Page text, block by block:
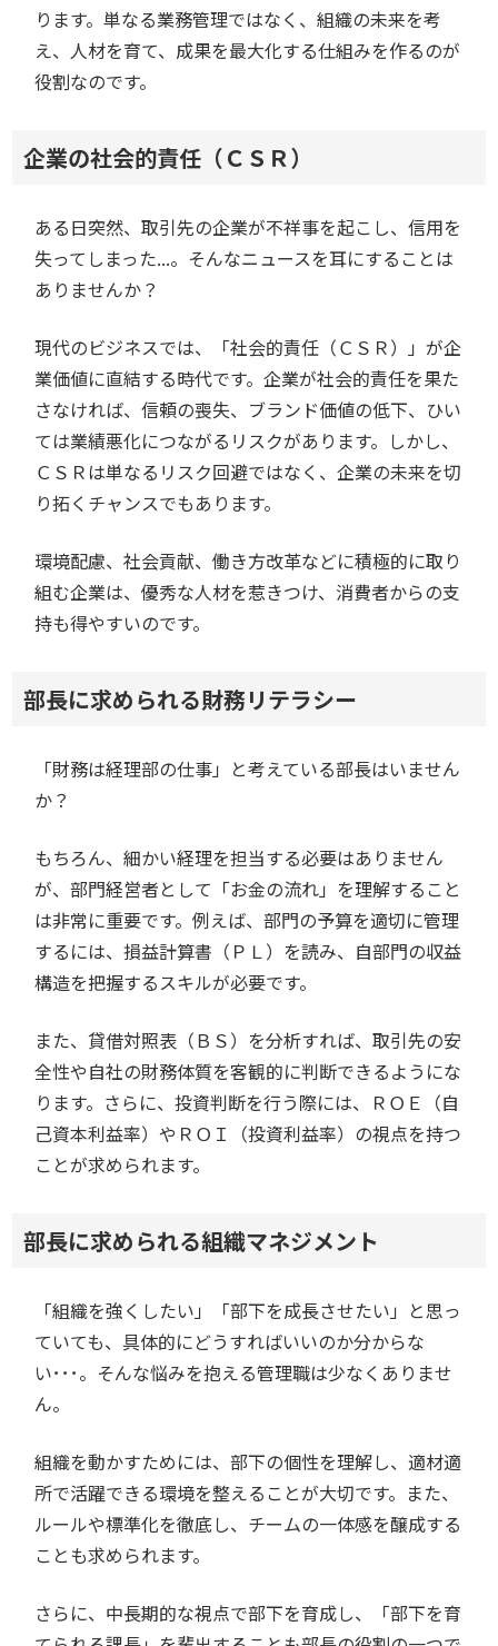
ります。単なる業務管理ではなく、組織の未来を考
え、人材を育て、成果を最大化する仕組みを作るのが
役割なのです。
企業の社会的責任（ＣＳＲ）
ある日突然、取引先の企業が不祥事を起こし、信用を
失ってしまった...。そんなニュースを耳にすることは
ありませんか？
現代のビジネスでは、「社会的責任（ＣＳＲ）」が企
業価値に直結する時代です。企業が社会的責任を果た
さなければ、信頼の喪失、ブランド価値の低下、ひい
ては業績悪化につながるリスクがあります。しかし、
ＣＳＲは単なるリスク回避ではなく、企業の未来を切
り拓くチャンスでもあります。
環境配慮、社会貢献、働き方改革などに積極的に取り
組む企業は、優秀な人材を惹きつけ、消費者からの支
持も得やすいのです。
部長に求められる財務リテラシー
「財務は経理部の仕事」と考えている部長はいません
か？
もちろん、細かい経理を担当する必要はありません
が、部門経営者として「お金の流れ」を理解すること
は非常に重要です。例えば、部門の予算を適切に管理
するには、損益計算書（ＰＬ）を読み、自部門の収益
構造を把握するスキルが必要です。
また、貸借対照表（ＢＳ）を分析すれば、取引先の安
全性や自社の財務体質を客観的に判断できるようにな
ります。さらに、投資判断を行う際には、ＲＯＥ（自
己資本利益率）やＲＯＩ（投資利益率）の視点を持つ
ことが求められます。
部長に求められる組織マネジメント
「組織を強くしたい」「部下を成長させたい」と思っ
ていても、具体的にどうすればいいのか分からな
い･･･。そんな悩みを抱える管理職は少なくありませ
ん。
組織を動かすためには、部下の個性を理解し、適材適
所で活躍できる環境を整えることが大切です。また、
ルールや標準化を徹底し、チームの一体感を醸成する
ことも求められます。
さらに、中長期的な視点で部下を育成し、「部下を育